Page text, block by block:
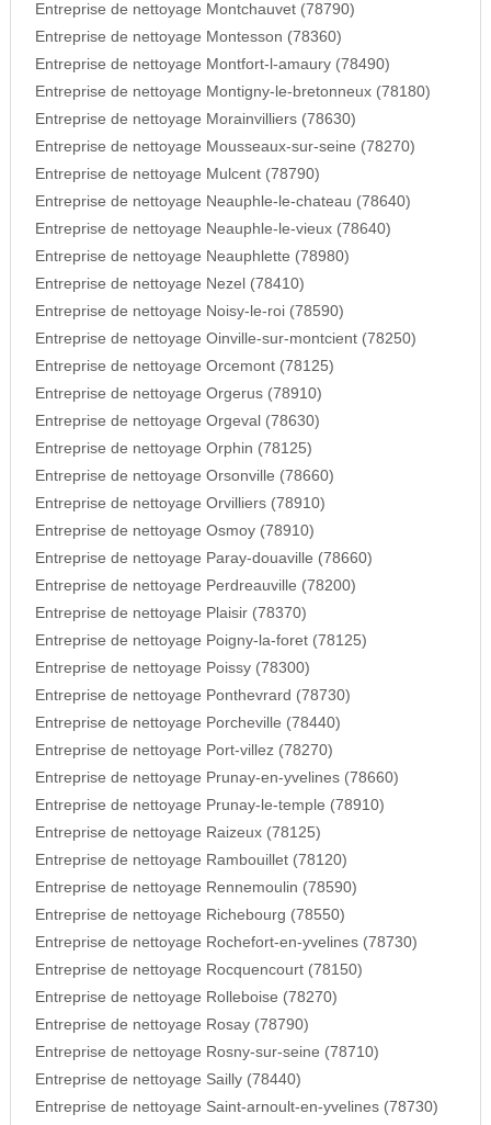
Entreprise de nettoyage Montchauvet (78790)
Entreprise de nettoyage Montesson (78360)
Entreprise de nettoyage Montfort-l-amaury (78490)
Entreprise de nettoyage Montigny-le-bretonneux (78180)
Entreprise de nettoyage Morainvilliers (78630)
Entreprise de nettoyage Mousseaux-sur-seine (78270)
Entreprise de nettoyage Mulcent (78790)
Entreprise de nettoyage Neauphle-le-chateau (78640)
Entreprise de nettoyage Neauphle-le-vieux (78640)
Entreprise de nettoyage Neauphlette (78980)
Entreprise de nettoyage Nezel (78410)
Entreprise de nettoyage Noisy-le-roi (78590)
Entreprise de nettoyage Oinville-sur-montcient (78250)
Entreprise de nettoyage Orcemont (78125)
Entreprise de nettoyage Orgerus (78910)
Entreprise de nettoyage Orgeval (78630)
Entreprise de nettoyage Orphin (78125)
Entreprise de nettoyage Orsonville (78660)
Entreprise de nettoyage Orvilliers (78910)
Entreprise de nettoyage Osmoy (78910)
Entreprise de nettoyage Paray-douaville (78660)
Entreprise de nettoyage Perdreauville (78200)
Entreprise de nettoyage Plaisir (78370)
Entreprise de nettoyage Poigny-la-foret (78125)
Entreprise de nettoyage Poissy (78300)
Entreprise de nettoyage Ponthevrard (78730)
Entreprise de nettoyage Porcheville (78440)
Entreprise de nettoyage Port-villez (78270)
Entreprise de nettoyage Prunay-en-yvelines (78660)
Entreprise de nettoyage Prunay-le-temple (78910)
Entreprise de nettoyage Raizeux (78125)
Entreprise de nettoyage Rambouillet (78120)
Entreprise de nettoyage Rennemoulin (78590)
Entreprise de nettoyage Richebourg (78550)
Entreprise de nettoyage Rochefort-en-yvelines (78730)
Entreprise de nettoyage Rocquencourt (78150)
Entreprise de nettoyage Rolleboise (78270)
Entreprise de nettoyage Rosay (78790)
Entreprise de nettoyage Rosny-sur-seine (78710)
Entreprise de nettoyage Sailly (78440)
Entreprise de nettoyage Saint-arnoult-en-yvelines (78730)